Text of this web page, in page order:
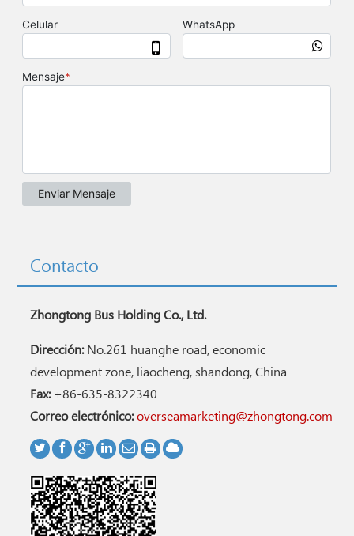
Contacto
Zhongtong Bus Holding Co., Ltd.
Dirección:No.261 huanghe road, economic
development zone, liaocheng, shandong, China
Fax:+86-635-8322340
Correo electrónico:overseamarketing@zhongtong.com